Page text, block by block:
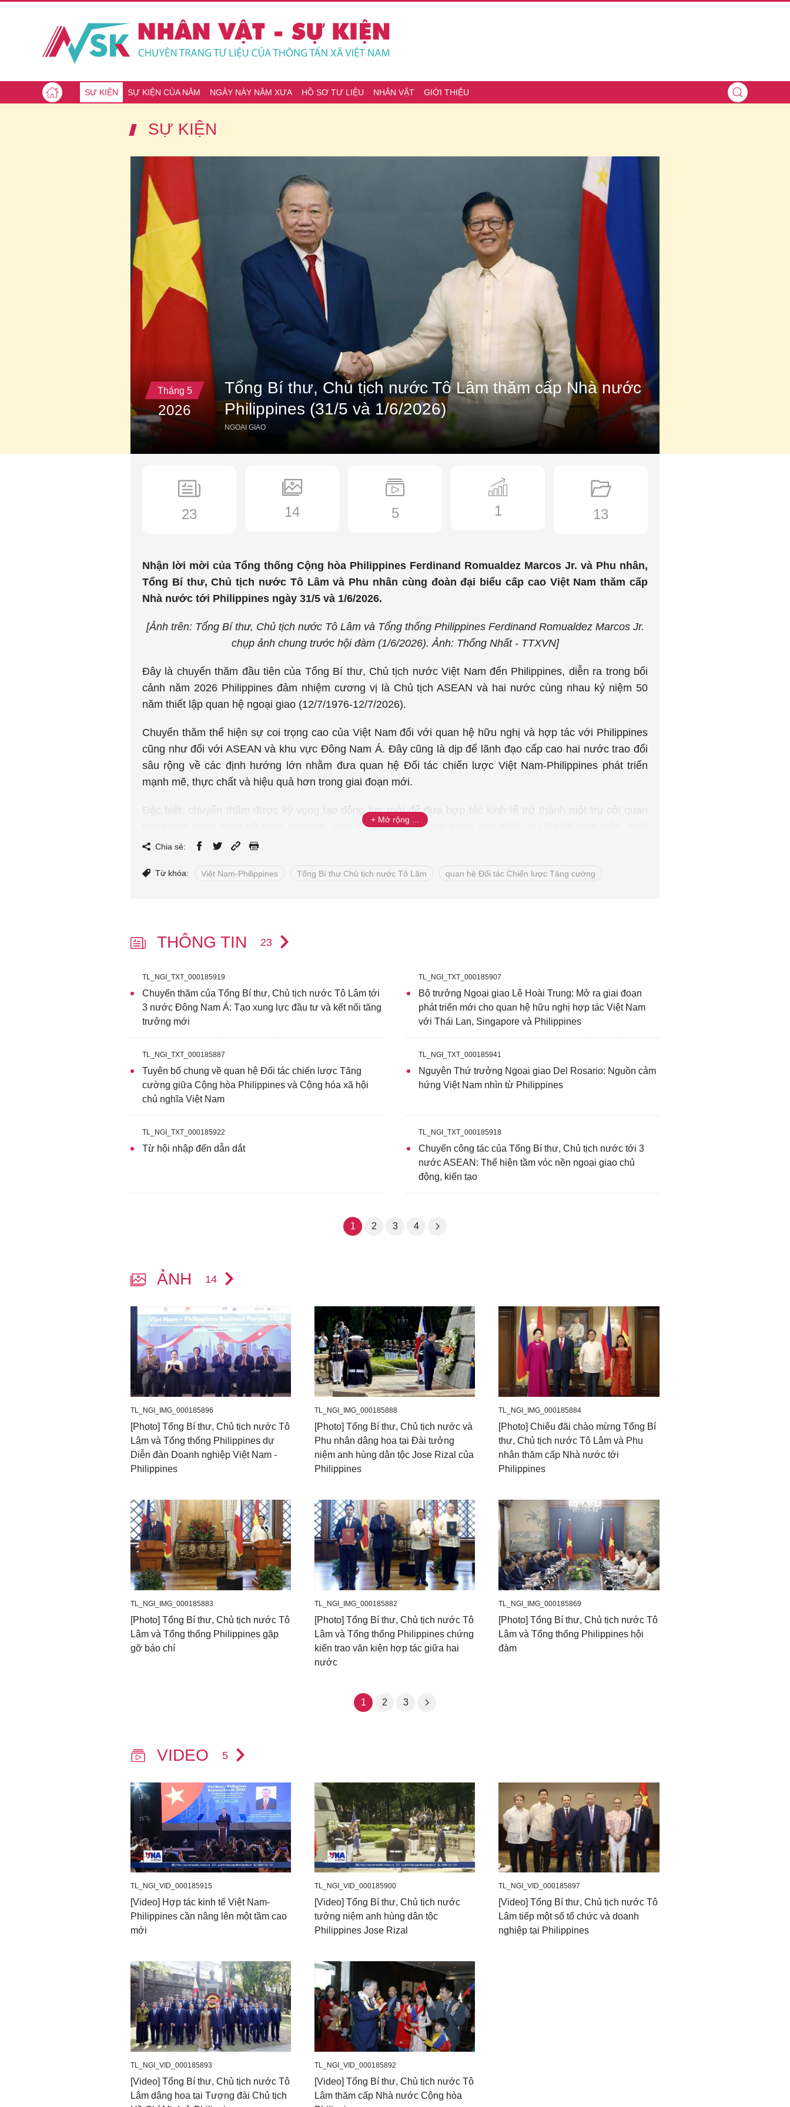
SỰ KIỆN SỰ KIỆN CỦA NĂM NGÀY NÀY NĂM XƯA HỒ SƠ TƯ LIỆU NHÂN VẬT GIỚI THIỆU
SỰ KIỆN
Tháng 5
2026
Tổng Bí thư, Chủ tịch nước Tô Lâm thăm cấp Nhà nước
Philippines (31/5 và 1/6/2026)
NGOẠI GIAO
23 14 5 1 13
Nhận lời mời của Tổng thống Cộng hòa Philippines Ferdinand Romualdez Marcos Jr. và Phu nhân,
Tổng Bí thư, Chủ tịch nước Tô Lâm và Phu nhân cùng đoàn đại biểu cấp cao Việt Nam thăm cấp
Nhà nước tới Philippines ngày 31/5 và 1/6/2026.
[Ảnh trên: Tổng Bí thư, Chủ tịch nước Tô Lâm và Tổng thống Philippines Ferdinand Romualdez Marcos Jr.
chụp ảnh chung trước hội đàm (1/6/2026). Ảnh: Thống Nhất - TTXVN]
Đây là chuyến thăm đầu tiên của Tổng Bí thư, Chủ tịch nước Việt Nam đến Philippines, diễn ra trong bối
cảnh năm 2026 Philippines đảm nhiệm cương vị là Chủ tịch ASEAN và hai nước cùng nhau kỷ niệm 50
năm thiết lập quan hệ ngoại giao (12/7/1976-12/7/2026).
Chuyến thăm thể hiện sự coi trọng cao của Việt Nam đối với quan hệ hữu nghị và hợp tác với Philippines
cũng như đối với ASEAN và khu vực Đông Nam Á. Đây cũng là dịp để lãnh đạo cấp cao hai nước trao đổi
sâu rộng về các định hướng lớn nhằm đưa quan hệ Đối tác chiến lược Việt Nam-Philippines phát triển
mạnh mẽ, thực chất và hiệu quả hơn trong giai đoạn mới.
Đặc biệt, chuyến thăm được kỳ vọng tạo động lực mới để đưa hợp tác kinh tế trở thành một trụ cột quan
trọng hơn trong quan hệ song phương. Hợp tác kinh tế giữa hai nước còn nhiều dư địa để phát triển, nhất
là trong các lĩnh vực, như: thương mại, đầu tư, logistics, nông nghiệp công nghệ cao, năng lượng tái tạo,
Chia sẻ:
Từ khóa: Việt Nam-Philippines Tổng Bí thư Chủ tịch nước Tô Lâm quan hệ Đối tác Chiến lược Tăng cường
THÔNG TIN 23
TL_NGI_TXT_000185919
Chuyến thăm của Tổng Bí thư, Chủ tịch nước Tô Lâm tới
3 nước Đông Nam Á: Tạo xung lực đầu tư và kết nối tăng
trưởng mới
TL_NGI_TXT_000185907
Bộ trưởng Ngoại giao Lê Hoài Trung: Mở ra giai đoạn
phát triển mới cho quan hệ hữu nghị hợp tác Việt Nam
với Thái Lan, Singapore và Philippines
TL_NGI_TXT_000185887
Tuyên bố chung về quan hệ Đối tác chiến lược Tăng
cường giữa Cộng hòa Philippines và Cộng hóa xã hội
chủ nghĩa Việt Nam
TL_NGI_TXT_000185941
Nguyên Thứ trưởng Ngoại giao Del Rosario: Nguồn cảm
hứng Việt Nam nhìn từ Philippines
TL_NGI_TXT_000185922
Từ hội nhập đến dẫn dắt
TL_NGI_TXT_000185918
Chuyến công tác của Tổng Bí thư, Chủ tịch nước tới 3
nước ASEAN: Thể hiện tầm vóc nền ngoại giao chủ
động, kiến tạo
1 2 3 4
ẢNH 14
TL_NGI_IMG_000185896
[Photo] Tổng Bí thư, Chủ tịch nước Tô
Lâm và Tổng thống Philippines dự
Diễn đàn Doanh nghiệp Việt Nam -
Philippines
TL_NGI_IMG_000185888
[Photo] Tổng Bí thư, Chủ tịch nước và
Phu nhân dâng hoa tại Đài tưởng
niệm anh hùng dân tộc Jose Rizal của
Philippines
TL_NGI_IMG_000185884
[Photo] Chiêu đãi chào mừng Tổng Bí
thư, Chủ tịch nước Tô Lâm và Phu
nhân thăm cấp Nhà nước tới
Philippines
TL_NGI_IMG_000185883
[Photo] Tổng Bí thư, Chủ tịch nước Tô
Lâm và Tổng thống Philippines gặp
gỡ báo chí
TL_NGI_IMG_000185882
[Photo] Tổng Bí thư, Chủ tịch nước Tô
Lâm và Tổng thống Philippines chứng
kiến trao văn kiện hợp tác giữa hai
nước
TL_NGI_IMG_000185869
[Photo] Tổng Bí thư, Chủ tịch nước Tô
Lâm và Tổng thống Philippines hội
đàm
1 2 3
VIDEO 5
TL_NGI_VID_000185915
[Video] Hợp tác kinh tế Việt Nam-
Philippines cần nâng lên một tầm cao
mới
TL_NGI_VID_000185900
[Video] Tổng Bí thư, Chủ tịch nước
tưởng niệm anh hùng dân tộc
Philippines Jose Rizal
TL_NGI_VID_000185897
[Video] Tổng Bí thư, Chủ tịch nước Tô
Lâm tiếp một số tổ chức và doanh
nghiệp tại Philippines
TL_NGI_VID_000185893
[Video] Tổng Bí thư, Chủ tịch nước Tô
Lâm dâng hoa tại Tượng đài Chủ tịch
TL_NGI_VID_000185892
[Video] Tổng Bí thư, Chủ tịch nước Tô
Lâm thăm cấp Nhà nước Cộng hòa